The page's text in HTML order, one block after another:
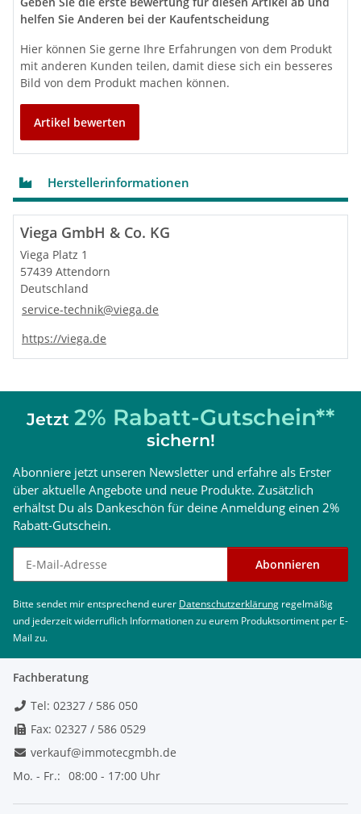
Geruchverschluss
Ablaufbogen 45°
helfen Sie Anderen bei der Kaufentscheidung
Hier können Sie gerne Ihre Erfahrungen von dem Produkt
mit anderen Kunden teilen, damit diese sich ein besseres
Bild von dem Produkt machen können.
Artikel bewerten
Herstellerinformationen
Viega GmbH & Co. KG
Viega Platz 1
57439 Attendorn
Deutschland
service-technik@viega.de
https://viega.de
Jetzt 2% Rabatt-Gutschein**
sichern!
Abonniere jetzt unseren Newsletter und erfahre als Erster
über aktuelle Angebote und neue Produkte. Zusätzlich
erhältst Du als Dankeschön für deine Anmeldung einen 2%
Rabatt-Gutschein.
Newsletter abonnieren Abonnieren
Bitte sendet mir entsprechend eurer Datenschutzerklärung regelmäßig
und jederzeit widerruflich Informationen zu eurem Produktsortiment per E-
Mail zu.
Fachberatung
Tel: 02327 / 586 050
Fax: 02327 / 586 0529
verkauf@immotecgmbh.de
Mo. - Fr.: 08:00 - 17:00 Uhr